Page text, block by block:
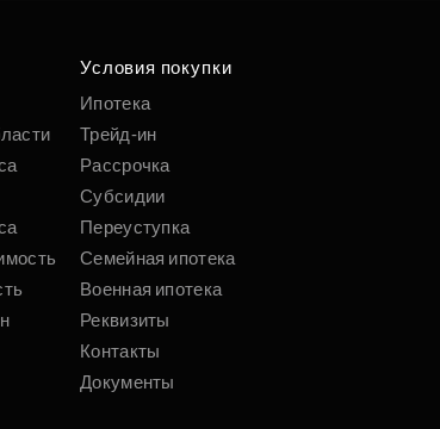
Условия покупки
Ипотека
Трейд-ин
Рассрочка
Субсидии
Переуступка
Семейная ипотека
Военная ипотека
Реквизиты
Контакты
Документы